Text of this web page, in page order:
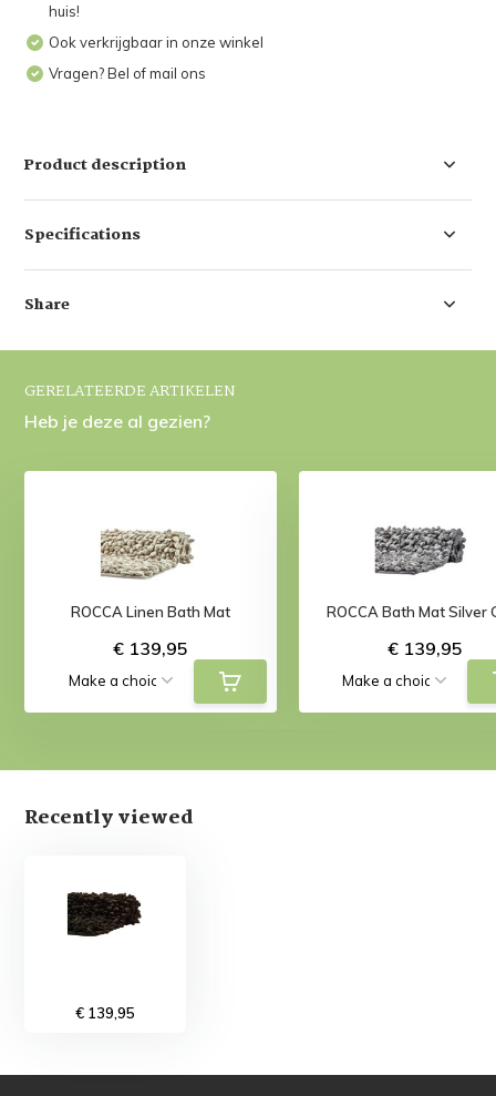
huis!
Ook verkrijgbaar in onze winkel
Vragen? Bel of mail ons
Product description
Specifications
Share
GERELATEERDE ARTIKELEN
Heb je deze al gezien?
ROCCA Linen Bath Mat
€ 139,95
ROCCA Bath Mat Silver
€ 139,95
Recently viewed
€ 139,95